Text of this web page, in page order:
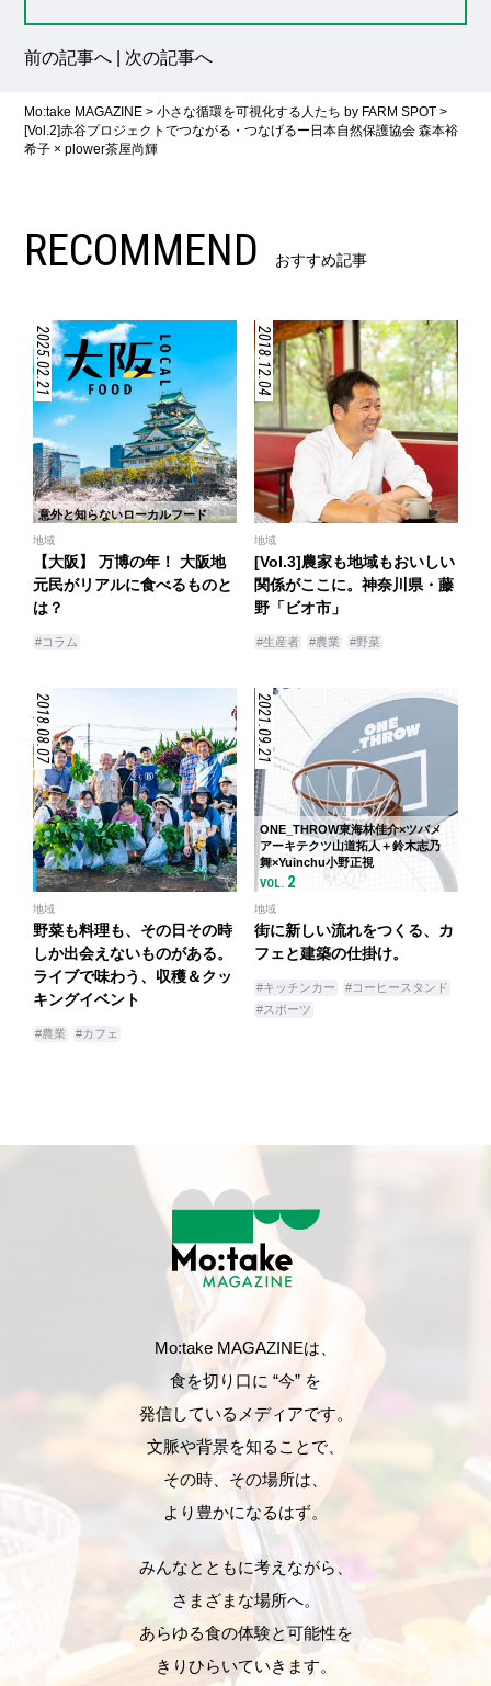
前の記事へ 次の記事へ
Mo:take MAGAZINE >小さな循環を可視化する人たち by FARM SPOT >
[Vol.2]赤谷プロジェクトでつながる・つなげるー日本自然保護協会 森本裕
希子 × plower茶屋尚輝
RECOMMEND おすすめ記事
2025.02.21
意外と知らないローカルフード
地域
【大阪】 万博の年！ 大阪地
元民がリアルに食べるものと
は？
#コラム
2018.12.04
地域
[Vol.3]農家も地域もおいしい
関係がここに。神奈川県・藤
野「ビオ市」
#生産者 #農業 #野菜
2018.08.07
地域
野菜も料理も、その日その時
しか出会えないものがある。
ライブで味わう、収穫＆クッ
キングイベント
#農業 #カフェ
2021.09.21
ONE_THROW東海林佳介×ツバメ
アーキテクツ山道拓人＋鈴木志乃
舞×Yuinchu小野正視
VOL. 2
地域
街に新しい流れをつくる、カ
フェと建築の仕掛け。
#キッチンカー
#コーヒースタンド
#スポーツ
Mo:take MAGAZINEは、
食を切り口に “今” を
発信しているメディアです。
文脈や背景を知ることで、
その時、その場所は、
より豊かになるはず。
みんなとともに考えながら、
さまざまな場所へ。
あらゆる食の体験と可能性を
きりひらいていきます。